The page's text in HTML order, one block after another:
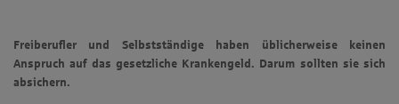
Freiberufler und Selbstständige haben üblicherweise keinen
Anspruch auf das gesetzliche Krankengeld. Darum sollten sie sich
absichern.